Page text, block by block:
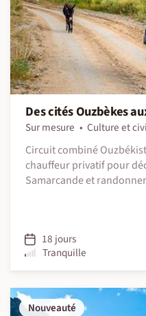
Des cités Ouzbèkes
Sur mesure
Culture et
Circuit combiné
chauffeur privatif pour
Samarcande et
18 jours
Tranquille
Nouveauté